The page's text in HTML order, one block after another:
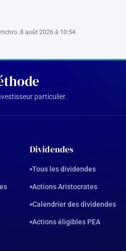
:8 août 2026 à 10:54
particulier.
Dividendes
Tous les dividendes
Actions Aristocrates
Calendrier des dividendes
Actions éligibles PEA